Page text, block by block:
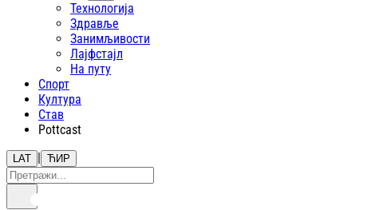
Технологија
Здравље
Занимљивости
Лајфстajл
На путу
Спорт
Култура
Став
Pottcast
LAT | ЋИР